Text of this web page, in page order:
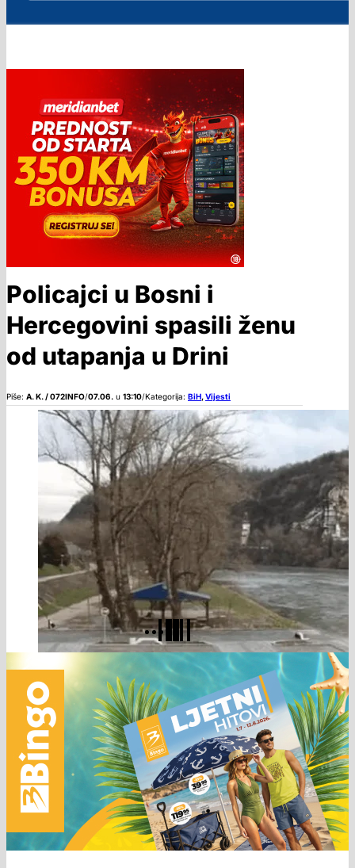
Policajci u Bosni i
Hercegovini spasili ženu
od utapanja u Drini
Piše: A. K. / 072INFO/07.06. u 13:10/Kategorija: BiH,Vijesti